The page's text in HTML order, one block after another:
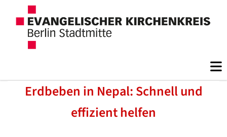
Erdbeben in Nepal: Schnell und
effizient helfen